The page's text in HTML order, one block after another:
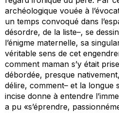
archéologique vouée à
un temps convoqué dans
désordre, de la liste–, se
l’énigme maternelle, sa
véritable sens de cet
comment maman s’y était
débordée, presque
délire, comment– et la longue
incise donne à entendre
a pu «s’éprendre,